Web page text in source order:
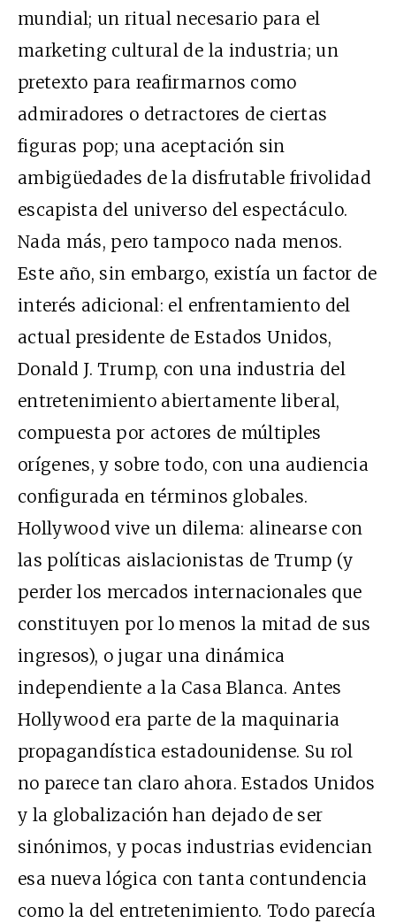
mundial; un ritual necesario para el
marketing cultural de la industria; un
pretexto para reafirmarnos como
admiradores o detractores de ciertas
figuras pop; una aceptación sin
ambigüedades de la disfrutable frivolidad
escapista del universo del espectáculo.
Nada más, pero tampoco nada menos.
Este año, sin embargo, existía un factor de
interés adicional: el enfrentamiento del
actual presidente de Estados Unidos,
Donald J. Trump, con una industria del
entretenimiento abiertamente liberal,
compuesta por actores de múltiples
orígenes, y sobre todo, con una audiencia
configurada en términos globales.
Hollywood vive un dilema: alinearse con
las políticas aislacionistas de Trump (y
perder los mercados internacionales que
constituyen por lo menos la mitad de sus
ingresos), o jugar una dinámica
independiente a la Casa Blanca. Antes
Hollywood era parte de la maquinaria
propagandística estadounidense. Su rol
no parece tan claro ahora. Estados Unidos
y la globalización han dejado de ser
sinónimos, y pocas industrias evidencian
esa nueva lógica con tanta contundencia
como la del entretenimiento. Todo parecía